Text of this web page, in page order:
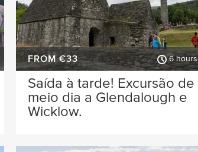
FROM €33 6 hours
Saída à tarde! Excursão de
meio dia a Glendalough e
Wicklow.